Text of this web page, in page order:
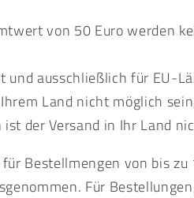
von 50 Euro werden
ausschließlich für EU-
Land nicht möglich
der Versand in Ihr Land
Bestellmengen von bis zu
Für